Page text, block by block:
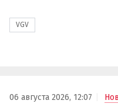
VGV
06 августа 2026, 12:07